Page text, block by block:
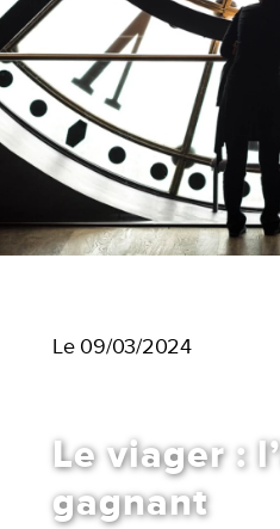
Le 09/03/2024
Le viager :
gagnant